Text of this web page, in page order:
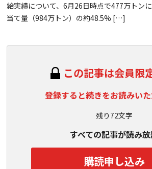
給実績について、6月26日時点で477万トン
当て量（984万トン）の約48.5% […]
この記事は会員限
登録すると続きをお読みい
残り72文字
すべての記事が読み
購読申し込み